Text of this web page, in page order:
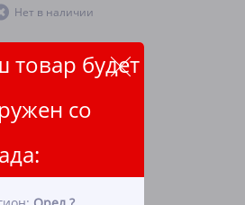
товар будет
со
Нет в наличии
от
ЗАКАЗАТЬ ТОВАР